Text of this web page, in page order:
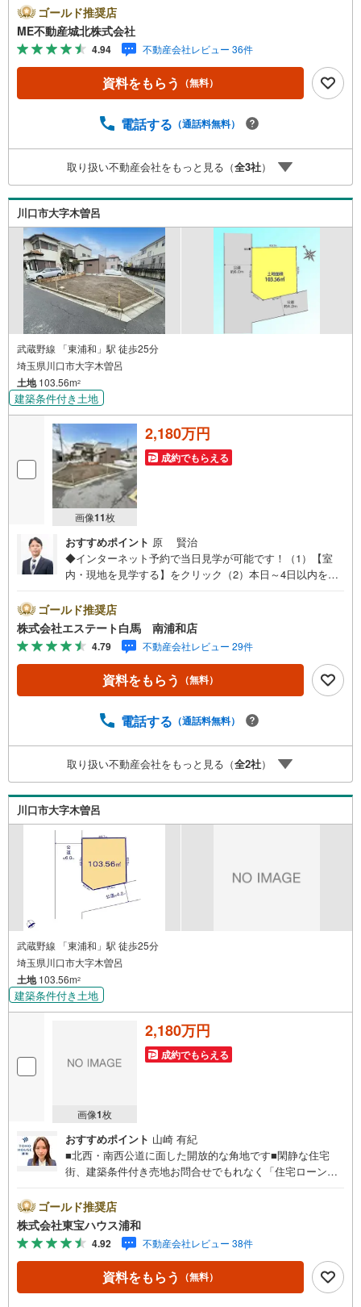
多数ございます！（1）勤続年数1ヶ月（2）自己資金0円
（3）産休/育休/契約社員/派遣社員/アルバイト/パート/独
身/自営業/経営者（4）延滞、滞納、個信アウト対応可
（5）収入合算や親子ローン（6）金融機関の借入まとめ
等、家具、家電、引越し費用等おまとめローン（7）永住権
無、持病あり、持ち家残債有でも相談可能●3つの安心サポ
頂けます。2.FPソフトを使用しマイホーム購入の資金計
に安心を提案します。3.どんなに信用のある建築会社でも
ご自分の目で確認することは重要ですよね。弊社は特殊機
材を使用してインスペクションを実施します。
ゴールド推奨店
ME不動産城北株式会社
4.94 不動産会社レビュー 36件
資料をもらう （無料）
電話する （通話料無料）
取り扱い不動産会社をもっと見る（全3社）
川口市大字木曽呂
武蔵野線 「東浦和」駅 徒歩25分
埼玉県川口市大字木曽呂
土地103.56m2
建築条件付き土地
画像11枚
2,180万円
成約でもらえる
おすすめポイント 原 賢治
◆インターネット予約で当日見学が可能です！（1）【室
内・現地を見学する】をクリック（2）本日～4日以内をご
ください。◆10:00～21:00はお電話でのお問い合わせがス
ムーズです。●南西角地●前面道路6メートル●お問合せ後す
ぐにご案内致します【Yahoo！ 不動産キャンペーン対象店
舗です】 当店で物件を成約するとPayPayボーナスをプレ
ゼント！◆エステート白馬の5大サポート◆1.FP相談サポ
ート社外のファイナンシャルプランナーと資金相談が無料
の設備修理サービスが無料で付帯3.注文住宅「白馬の家」
可能4.見学時、建築士同行サービス目視検査やリフォーム
費用をお伝えするなどの無料サービス5.お引渡し後もしっ
かりサポートCSサポート室がお引渡し後のお悩みもしっか
りサポートします
ゴールド推奨店
株式会社エステート白馬 南浦和店
4.79 不動産会社レビュー 29件
資料をもらう （無料）
電話する （通話料無料）
取り扱い不動産会社をもっと見る（全2社）
川口市大字木曽呂
武蔵野線 「東浦和」駅 徒歩25分
埼玉県川口市大字木曽呂
土地103.56m2
建築条件付き土地
画像1枚
2,180万円
成約でもらえる
おすすめポイント 山崎 有紀
■北西・南西公道に面した開放的な角地です■閑静な住宅
街、建築条件付き売地お問合せでもれなく「住宅ローン講
らの時間帯はお電話でのお問い合わせがスムーズにご案内
できますぜひお気軽にご連絡下さい！東宝ハウスライフソ
リューションズグループ 東宝ハウス浦和 特別提携金利
〔一例〕東宝ハウス浦和の住宅ローン■変動金利全期間引下
げプラン⇒住宅ローン金利優遇割の最大適用《0.89％》と
某信用金庫金利1.275％の比較借入金4000万円返済期間35
ゴールド推奨店
株式会社東宝ハウス浦和
4.92 不動産会社レビュー 38件
資料をもらう （無料）